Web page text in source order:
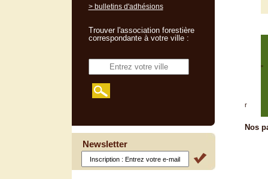
"
r
Nos
> bulletins d'adhésions
Trouver l'association forestière
correspondante à votre ville :
Newsletter